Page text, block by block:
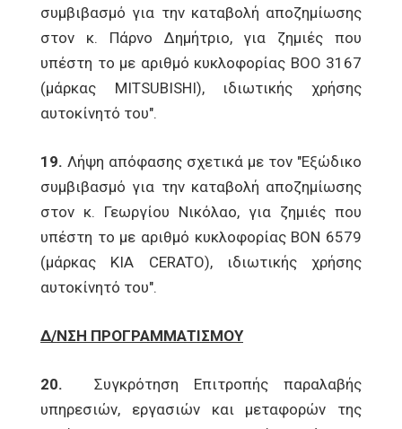
συμβιβασμό για την καταβολή αποζημίωσης
στον κ. Πάρνο Δημήτριο, για ζημιές που
υπέστη το με αριθμό κυκλοφορίας ΒΟΟ 3167
(μάρκας MITSUBISHI), ιδιωτικής χρήσης
αυτοκίνητό του".
19. Λήψη απόφασης σχετικά με τον "Εξώδικο
συμβιβασμό για την καταβολή αποζημίωσης
στον κ. Γεωργίου Νικόλαο, για ζημιές που
υπέστη το με αριθμό κυκλοφορίας ΒΟΝ 6579
(μάρκας KIA CERATO), ιδιωτικής χρήσης
αυτοκίνητό του".
Δ/ΝΣΗ ΠΡΟΓΡΑΜΜΑΤΙΣΜΟΥ
20.
Συγκρότηση Επιτροπής παραλαβής
υπηρεσιών, εργασιών και μεταφορών της